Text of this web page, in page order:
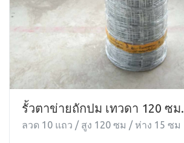
รั้วตาข่ายถักปม เทวดา 120 ซม.
ลวด 10 แถว / สูง 120 ซม / ห่าง 15 ซม